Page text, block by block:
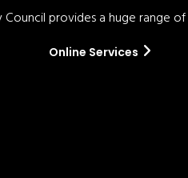
Council provides a huge range of
Online Services